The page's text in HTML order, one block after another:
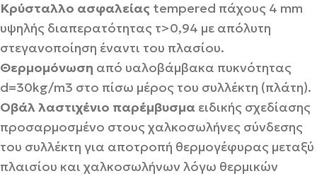
Κρύσταλλο ασφαλείας tempered πάχους 4 mm
υψηλής διαπερατότητας τ>0,94 με απόλυτη
στεγανοποίηση έναντι του πλασίου.
Θερμομόνωση από υαλοβάμβακα πυκνότητας
d=30kg/m3 στο πίσω μέρος του συλλέκτη (πλάτη).
Οβάλ λαστιχένιο παρέμβυσμα ειδικής σχεδίασης
προσαρμοσμένο στους χαλκοσωλήνες σύνδεσης
του συλλέκτη για αποτροπή θερμογέφυρας μεταξύ
πλαισίου και χαλκοσωλήνων λόγω θερμικών